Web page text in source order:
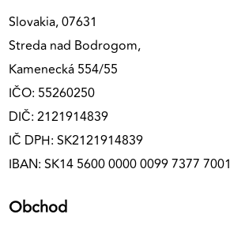
Slovakia, 07631
Streda nad Bodrogom,
Kamenecká 554/55
IČO: 55260250
DIČ: 2121914839
IČ DPH: SK2121914839
IBAN: SK14 5600 0000 0099 7377 7001
Obchod